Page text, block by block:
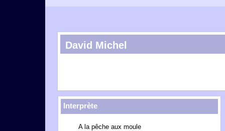
David Michel
Interprète
A la pêche aux moule